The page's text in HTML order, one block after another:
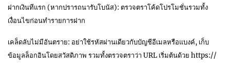
ฝากเงินทีแรก (หากปรารถนารับโบนัส): ตรวจตราโค้ดโปรโมชั่นรวมทั้ง
เงื่อนไขก่อนทำรายการฝาก
เคล็ดลับไม่มีอันตราย: อย่าใช้รหัสผ่านเดียวกับบัญชีอีเมลหรือแบงค์, เก็บ
ข้อมูลล็อกอินโดยสวัสดิภาพ รวมทั้งตรวจตราว่า URL เริ่มต้นด้วย https://